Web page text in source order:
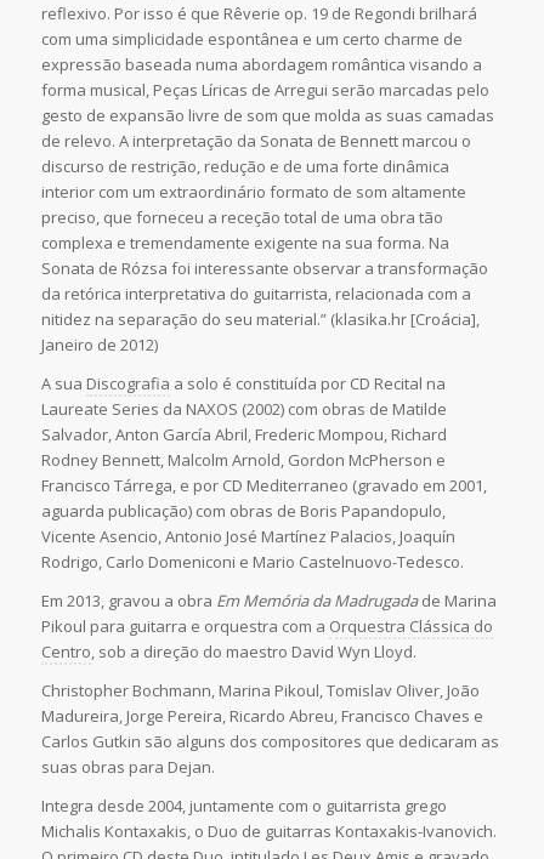
reflexivo. Por isso é que Rêverie op. 19 de Regondi brilhará
com uma simplicidade espontânea e um certo charme de
expressão baseada numa abordagem romântica visando a
forma musical, Peças Líricas de Arregui serão marcadas pelo
gesto de expansão livre de som que molda as suas camadas
de relevo. A interpretação da Sonata de Bennett marcou o
discurso de restrição, redução e de uma forte dinâmica
interior com um extraordinário formato de som altamente
preciso, que forneceu a receção total de uma obra tão
complexa e tremendamente exigente na sua forma. Na
Sonata de Rózsa foi interessante observar a transformação
da retórica interpretativa do guitarrista, relacionada com a
nitidez na separação do seu material.” (klasika.hr [Croácia],
Janeiro de 2012)
A sua Discografia a solo é constituída por CD Recital na
Laureate Series da NAXOS (2002) com obras de Matilde
Salvador, Anton García Abril, Frederic Mompou, Richard
Rodney Bennett, Malcolm Arnold, Gordon McPherson e
Francisco Tárrega, e por CD Mediterraneo (gravado em 2001,
aguarda publicação) com obras de Boris Papandopulo,
Vicente Asencio, Antonio José Martínez Palacios, Joaquín
Rodrigo, Carlo Domeniconi e Mario Castelnuovo-Tedesco.
Em 2013, gravou a obra Em Memória da Madrugadade Marina
Pikoul para guitarra e orquestra com a Orquestra Clássica do
Centro, sob a direção do maestro David Wyn Lloyd.
Christopher Bochmann, Marina Pikoul, Tomislav Oliver, João
Madureira, Jorge Pereira, Ricardo Abreu, Francisco Chaves e
Carlos Gutkin são alguns dos compositores que dedicaram as
suas obras para Dejan.
Integra desde 2004, juntamente com o guitarrista grego
Michalis Kontaxakis, o Duo de guitarras Kontaxakis-Ivanovich.